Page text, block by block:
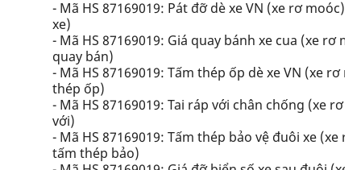
- Mã HS 87169019: Pát đỡ dè xe VN (xe rơ
xe)
- Mã HS 87169019: Giá quay bánh xe cua (xe rơ
quay bán)
- Mã HS 87169019: Tấm thép ốp dè xe VN (xe rơ
thép ốp)
- Mã HS 87169019: Tai ráp với chân chống (xe rơ
với)
- Mã HS 87169019: Tấm thép bảo vệ đuôi xe (xe
tấm thép bảo)